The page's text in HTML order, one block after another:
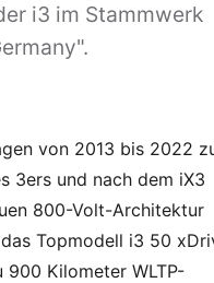
i3 im Stammwerk
von 2013 bis 2022
3ers und nach dem iX3
800-Volt-Architektur
Topmodell i3 50
Kilometer WLTP-